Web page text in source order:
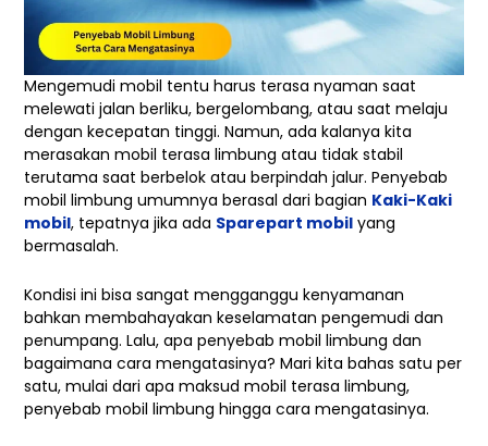
Mengemudi mobil tentu harus terasa nyaman saat
melewati jalan berliku, bergelombang, atau saat melaju
dengan kecepatan tinggi. Namun, ada kalanya kita
merasakan mobil terasa limbung atau tidak stabil
terutama saat berbelok atau berpindah jalur. Penyebab
mobil limbung umumnya berasal dari bagian Kaki-Kaki
mobil, tepatnya jika ada Sparepart mobil yang
bermasalah.
Kondisi ini bisa sangat mengganggu kenyamanan
bahkan membahayakan keselamatan pengemudi dan
penumpang. Lalu, apa penyebab mobil limbung dan
bagaimana cara mengatasinya? Mari kita bahas satu per
satu, mulai dari apa maksud mobil terasa limbung,
penyebab mobil limbung hingga cara mengatasinya.